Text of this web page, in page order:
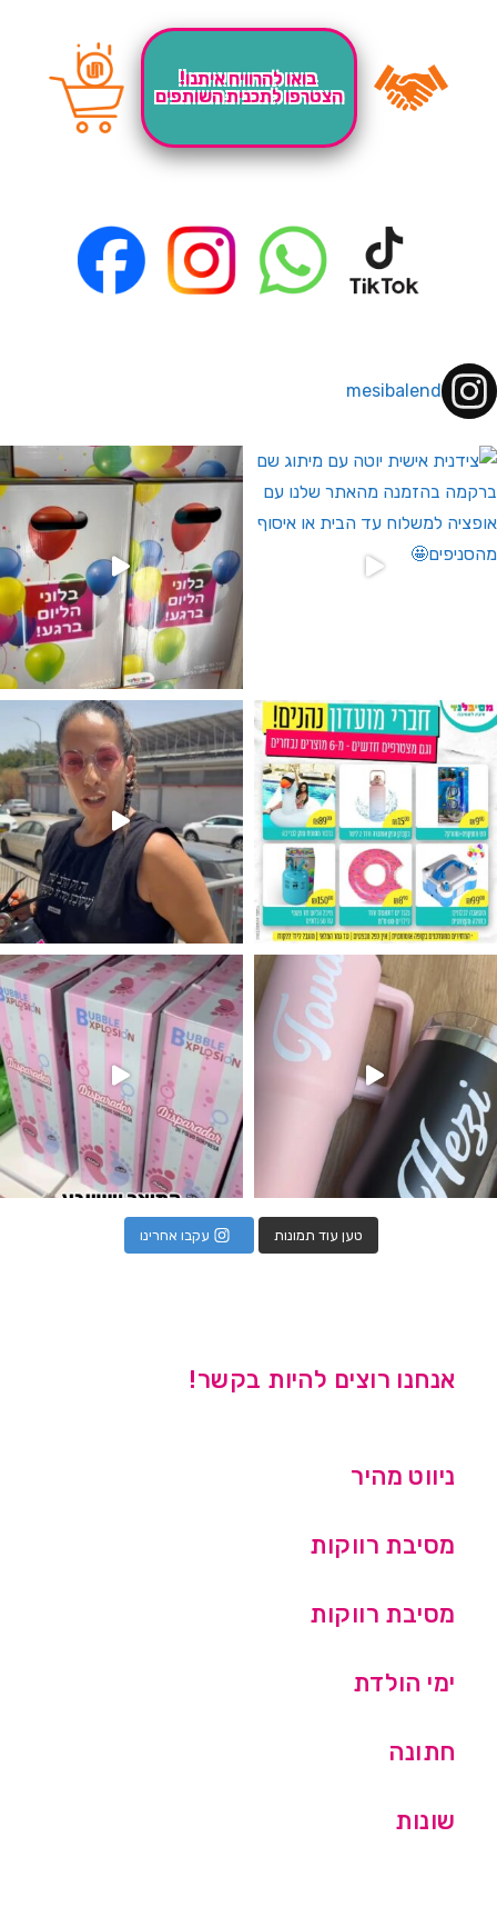
בואו להרוויח איתנו!
הצטרפו לתכנית השותפים
mesibalend
לחברי מועדון ומצטרפים חדשים🤍
מין העובר רק במסיבלנד !! קיים
מטף לגילוי מין העובר חזר למלא
טען עוד תמונות עקבו אחרינו
אנחנו רוצים להיות בקשר!
ניווט מהיר
מסיבת רווקות
מסיבת רווקות
ימי הולדת
חתונה
שונות